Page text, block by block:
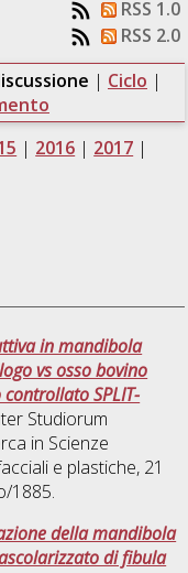
RSS 1.0
RSS 2.0
| Ciclo |
| 2016 | 2017 |
in mandibola
vs osso bovino
SPLIT-
Studiorum
in Scienze
e plastiche, 21
1885.
della mandibola
di fibula